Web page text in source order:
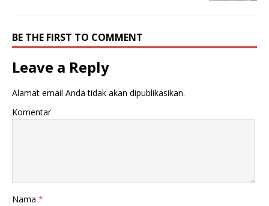
BE THE FIRST TO COMMENT
Leave a Reply
Alamat email Anda tidak akan dipublikasikan.
Komentar
Nama *